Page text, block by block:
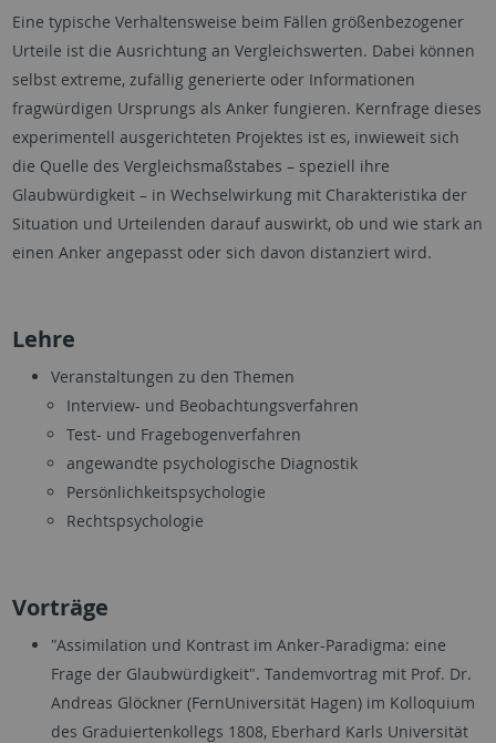
Eine typische Verhaltensweise beim Fällen größenbezogener
Urteile ist die Ausrichtung an Vergleichswerten. Dabei können
selbst extreme, zufällig generierte oder Informationen
fragwürdigen Ursprungs als Anker fungieren. Kernfrage dieses
experimentell ausgerichteten Projektes ist es, inwieweit sich
die Quelle des Vergleichsmaßstabes – speziell ihre
Glaubwürdigkeit – in Wechselwirkung mit Charakteristika der
Situation und Urteilenden darauf auswirkt, ob und wie stark an
einen Anker angepasst oder sich davon distanziert wird.
Lehre
Veranstaltungen zu den Themen
Interview- und Beobachtungsverfahren
Test- und Fragebogenverfahren
angewandte psychologische Diagnostik
Persönlichkeitspsychologie
Rechtspsychologie
Vorträge
"Assimilation und Kontrast im Anker-Paradigma: eine
Frage der Glaubwürdigkeit". Tandemvortrag mit Prof. Dr.
Andreas Glöckner (FernUniversität Hagen) im Kolloquium
des Graduiertenkollegs 1808, Eberhard Karls Universität